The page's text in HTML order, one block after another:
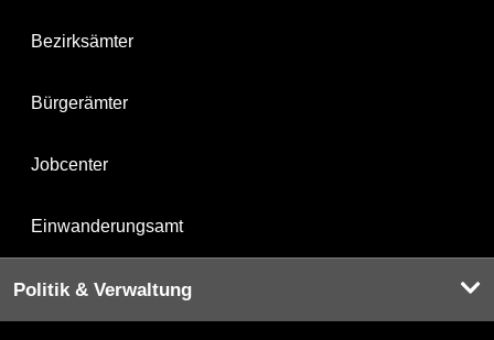
Bezirksämter
Bürgerämter
Jobcenter
Einwanderungsamt
Politik & Verwaltung